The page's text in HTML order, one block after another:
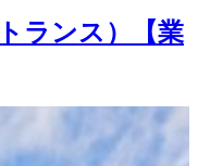
ランス）【業